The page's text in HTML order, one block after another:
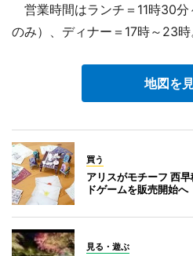
営業時間はランチ＝11時30
のみ）、ディナー＝17時～23時
地図を
買う
アリスがモチーフ 西
ドゲームを販売開始へ
見る・遊ぶ